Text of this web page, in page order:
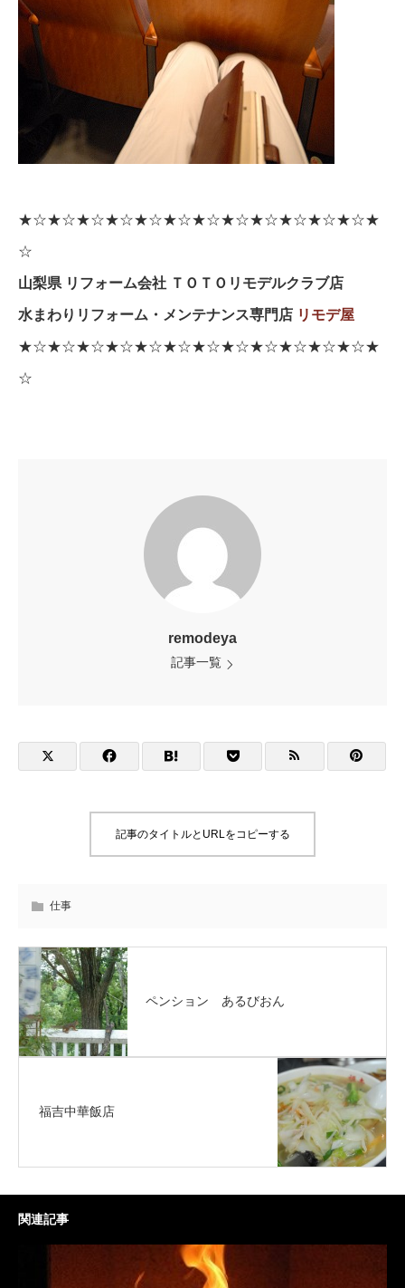
★☆★☆★☆★☆★☆★☆★☆★☆★☆★☆★☆★☆★
☆
山梨県 リフォーム会社 ＴＯＴＯリモデルクラブ店
水まわりリフォーム・メンテナンス専門店 リモデ屋
★☆★☆★☆★☆★☆★☆★☆★☆★☆★☆★☆★☆★
☆
remodeya
記事一覧
記事のタイトルとURLをコピーする
仕事
ペンション あるびおん
福吉中華飯店
関連記事